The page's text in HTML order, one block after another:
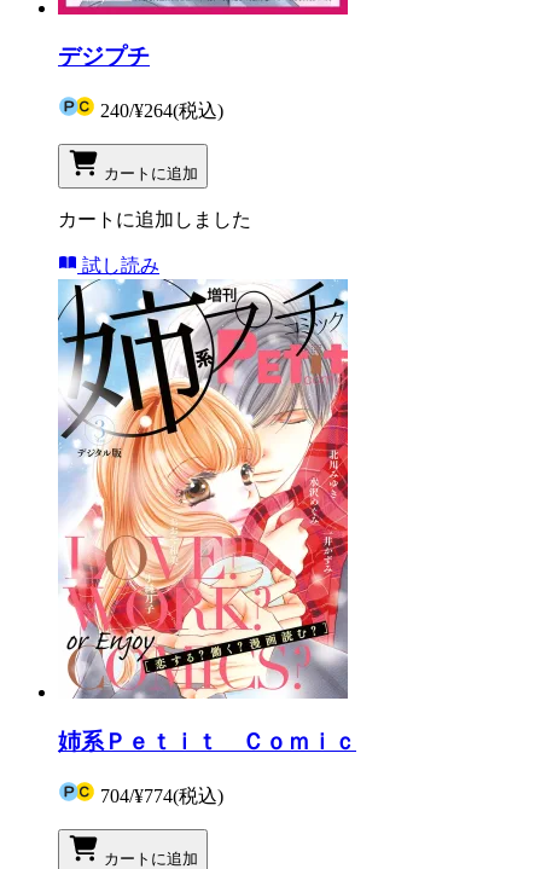
デジプチ
240/¥264(税込)
カートに追加
カートに追加しました
試し読み
姉系Ｐｅｔｉｔ Ｃｏｍｉｃ
704/¥774(税込)
カートに追加